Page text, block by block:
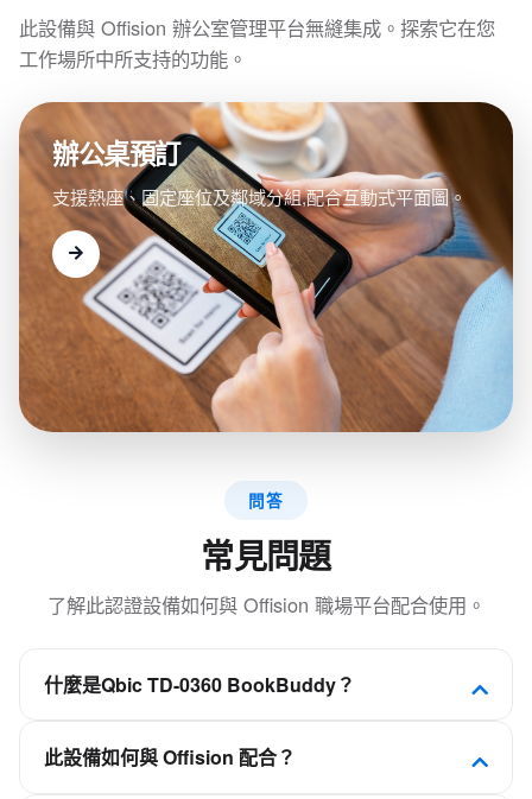
此設備與 Offision 辦公室管理平台無縫集成。探索它在您
工作場所中所支持的功能。
辦公桌預訂
支援熱座、固定座位及鄰域分組,配合互動式平面圖。
問答
常見問題
了解此認證設備如何與 Offision 職場平台配合使用。
什麼是Qbic TD-0360 BookBuddy？
器、Apple Wallet整合且防潑水。
此設備如何與 Offision 配合？